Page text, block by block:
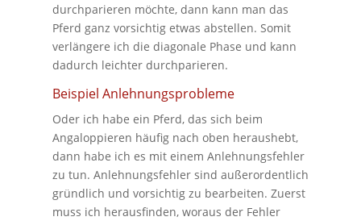
durchparieren möchte, dann kann man das
Pferd ganz vorsichtig etwas abstellen. Somit
verlängere ich die diagonale Phase und kann
dadurch leichter durchparieren.
Beispiel Anlehnungsprobleme
Oder ich habe ein Pferd, das sich beim
Angaloppieren häufig nach oben heraushebt,
dann habe ich es mit einem Anlehnungsfehler
zu tun. Anlehnungsfehler sind außerordentlich
gründlich und vorsichtig zu bearbeiten. Zuerst
muss ich herausfinden, woraus der Fehler